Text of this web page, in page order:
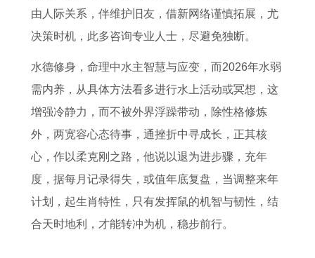
由人际关系，伴维护旧友，借新网络谨慎拓展，尤
决策时机，此多咨询专业人士，尽避免独断。
水德修身，命理中水主智慧与应变，而2026年水弱
需内养，从具体方法看多进行水上活动或冥想，这
增强冷静力，而不被外界浮躁带动，除性格修炼
外，两宽容心态待事，通挫折中寻成长，正其核
心，作以柔克刚之路，他说以退为进步骤，充年
度，据每月记录得失，或值年底复盘，当调整来年
计划，起生肖特性，只有发挥鼠的机智与韧性，结
合天时地利，才能转冲为机，稳步前行。